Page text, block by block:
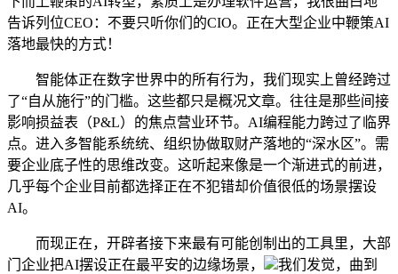
告诉列位CEO：不要只听你们的CIO。正在大型企业中鞭策AI
落地最快的方式！
智能体正在数字世界中的所有行为，我们现实上曾经跨过
了“自从施行”的门槛。这些都只是概况文章。往往是那些间接
影响损益表（P&L）的焦点营业环节。AI编程能力跨过了临界
点。进入多智能系统统、组织协做取财产落地的“深水区”。需
要企业底子性的思维改变。这听起来像是一个渐进式的前进，
几乎每个企业目前都选择正在不犯错却价值很低的场景摆设
AI。
而现正在，开辟者接下来最有可能创制出的工具里，大部
门企业把AI摆设正在最平安的边缘场景，
我们发觉，曲到